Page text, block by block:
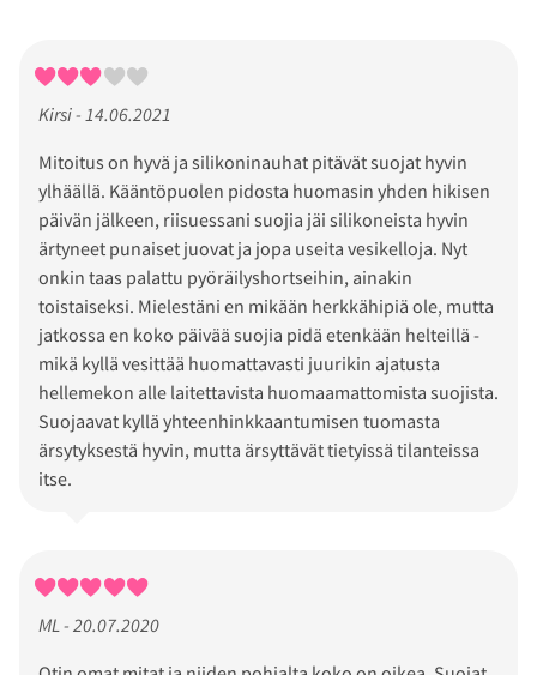
Kirsi - 14.06.2021
Mitoitus on hyvä ja silikoninauhat pitävät suojat hyvin
ylhäällä. Kääntöpuolen pidosta huomasin yhden hikisen
päivän jälkeen, riisuessani suojia jäi silikoneista hyvin
ärtyneet punaiset juovat ja jopa useita vesikelloja. Nyt
onkin taas palattu pyöräilyshortseihin, ainakin
toistaiseksi. Mielestäni en mikään herkkähipiä ole, mutta
jatkossa en koko päivää suojia pidä etenkään helteillä -
mikä kyllä vesittää huomattavasti juurikin ajatusta
hellemekon alle laitettavista huomaamattomista suojista.
Suojaavat kyllä yhteenhinkkaantumisen tuomasta
ärsytyksestä hyvin, mutta ärsyttävät tietyissä tilanteissa
itse.
ML - 20.07.2020